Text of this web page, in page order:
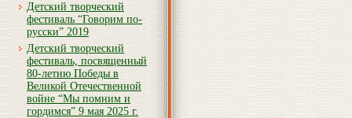
Детский творческий
фестиваль “Говорим по-
русски” 2019
Детский творческий
фестиваль, посвященный
80-летию Победы в
Великой Отечественной
войне “Мы помним и
гордимся” 9 мая 2025 г.